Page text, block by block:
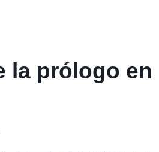
la prólogo en